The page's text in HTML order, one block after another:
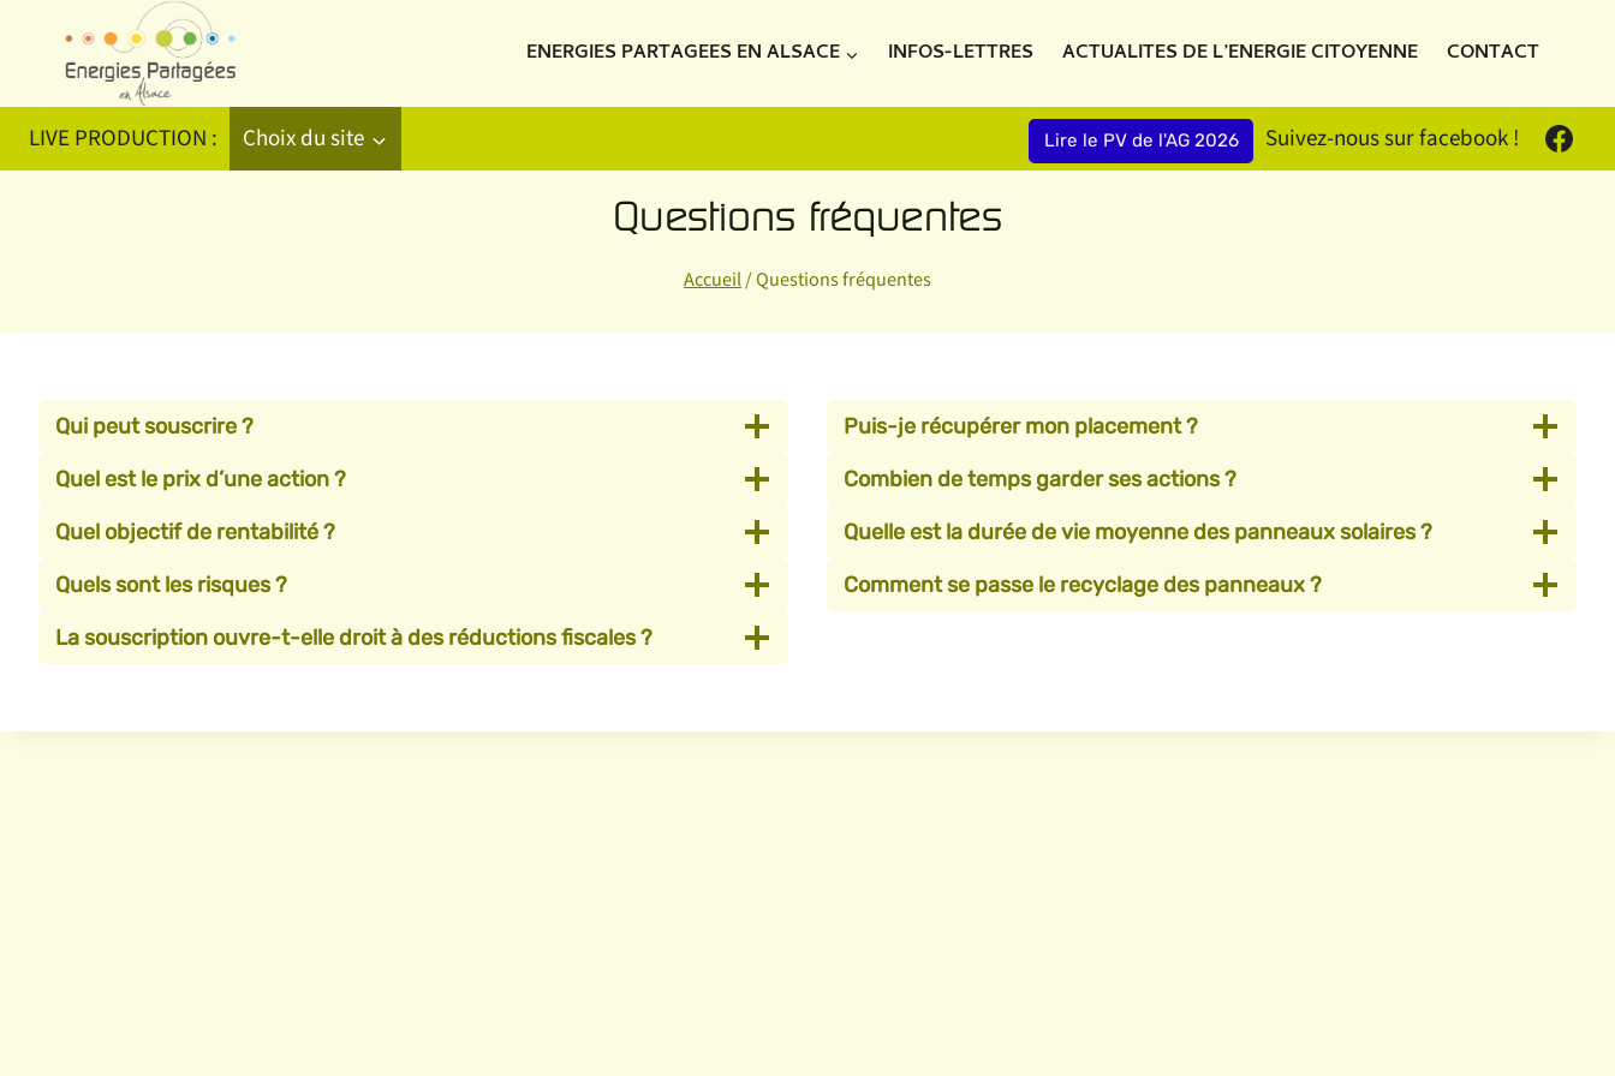
contenu
ENERGIES PARTAGEES EN ALSACE INFOS-LETTRES ACTUALITES DE L’ENERGIE CITOYENNE CONTACT
LIVE PRODUCTION : Choix du site Lire le PV de l'AG 2026 Suivez-nous sur facebook !
Questions fréquentes
Accueil/Questions fréquentes
Qui peut souscrire ?
Quel est le prix d’une action ?
Quel objectif de rentabilité ?
Quels sont les risques ?
La souscription ouvre-t-elle droit à des réductions fiscales ?
Puis-je récupérer mon placement ?
Combien de temps garder ses actions ?
Quelle est la durée de vie moyenne des panneaux solaires ?
Comment se passe le recyclage des panneaux ?